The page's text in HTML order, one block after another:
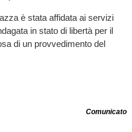
è stata affidata ai servizi
in stato di libertà per il
di un provvedimento del
Comunicato